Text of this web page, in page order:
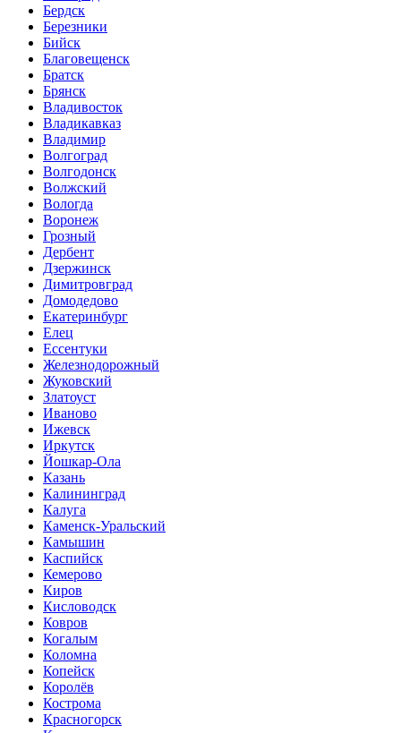
Бердск
Березники
Бийск
Благовещенск
Братск
Брянск
Владивосток
Владикавказ
Владимир
Волгоград
Волгодонск
Волжский
Вологда
Воронеж
Грозный
Дербент
Дзержинск
Димитровград
Домодедово
Екатеринбург
Елец
Ессентуки
Железнодорожный
Жуковский
Златоуст
Иваново
Ижевск
Иркутск
Йошкар-Ола
Казань
Калининград
Калуга
Каменск-Уральский
Камышин
Каспийск
Кемерово
Киров
Кисловодск
Ковров
Когалым
Коломна
Копейск
Королёв
Кострома
Красногорск